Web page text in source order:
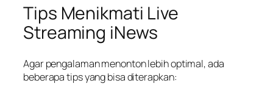
Tips Menikmati Live
Streaming iNews
Agar pengalaman menonton lebih optimal, ada
beberapa tips yang bisa diterapkan: